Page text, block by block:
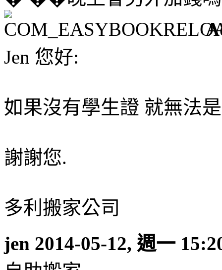
Jen 您好:
如果沒有學生證 就無法
謝謝您.
多利搬家公司
jen 2014-05-12, 週一